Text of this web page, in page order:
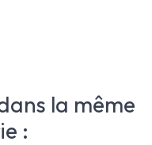
la même
: